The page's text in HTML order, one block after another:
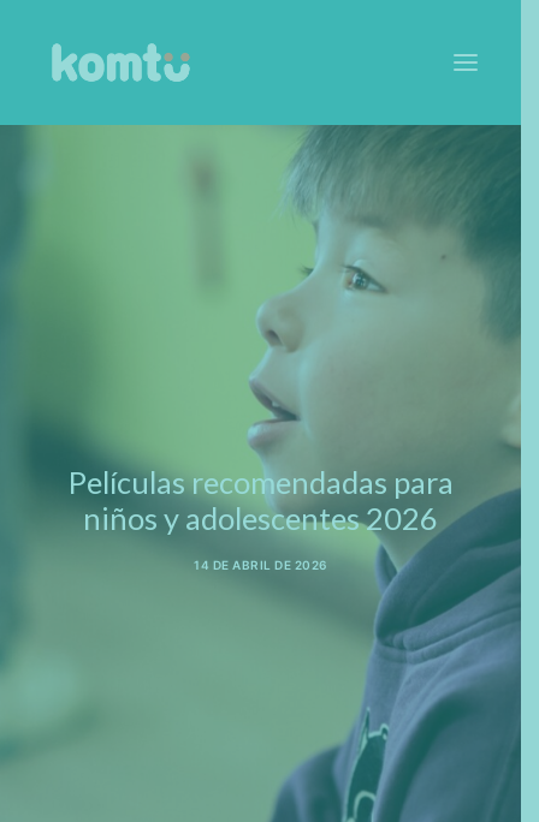
CONTACTA
ESPACIO DIGITAL
Películas recomendadas para
niños y adolescentes 2026
14 DE ABRIL DE 2026